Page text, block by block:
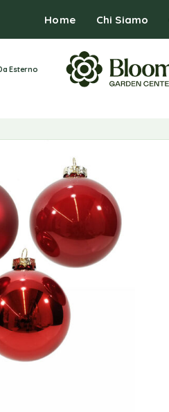
Home Chi Siamo
Esterno